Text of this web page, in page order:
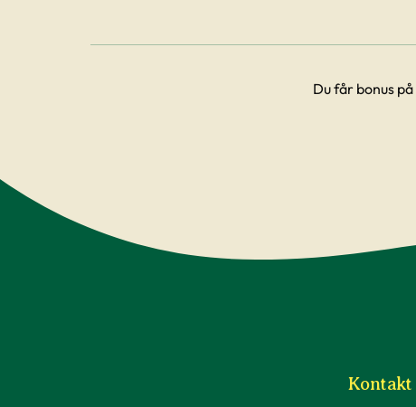
Du får bonus
Kontakt